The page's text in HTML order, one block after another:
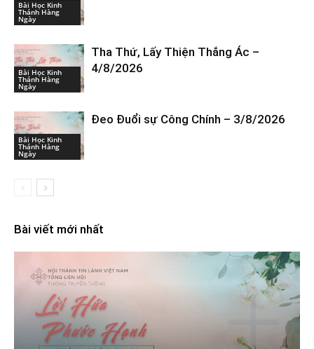
Bài Học Kinh
Thánh Hàng
Ngày
Bài Học Kinh
Thánh Hàng
Ngày
Tha Thứ, Lấy Thiện Thắng Ác –
4/8/2026
Bài Học Kinh
Thánh Hàng
Ngày
Đeo Đuổi sự Công Chính – 3/8/2026
Bài viết mới nhất